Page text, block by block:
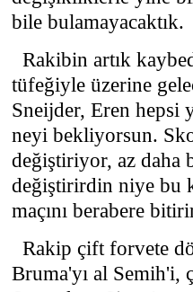
bile bulamayacaktık.
Rakibin artık
tüfeğiyle üzerine
Sneijder, Eren hepsi
neyi bekliyorsun.
değiştiriyor, az daha
değiştirirdin niye bu
maçını berabere
Rakip çift forvete
Bruma'yı al Semih'i,